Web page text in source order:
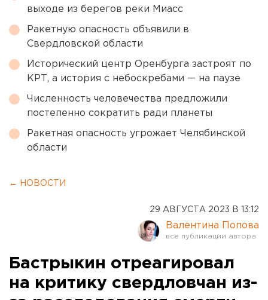
выходе из берегов реки Миасс
Ракетную опасность объявили в
Свердловской области
Исторический центр Оренбурга застроят по
КРТ, а история с небоскребами — на паузе
Численность человечества предложили
постепенно сократить ради планеты
Ракетная опасность угрожает Челябинской
области
← НОВОСТИ
29 АВГУСТА 2023 В 13:12
Валентина Попова
Бастрыкин отреагировал
на критику свердловчан из-